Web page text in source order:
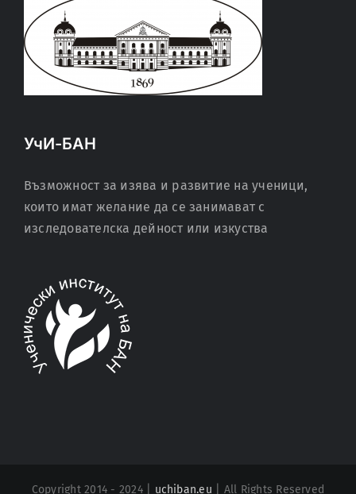
УчИ-БАН
Възможност за изява и развитие на ученици,
които имат желание да се занимават с
изследователска дейност или изкуства
Copyright 2014 - 2024 | uchiban.eu | All Rights Reserved